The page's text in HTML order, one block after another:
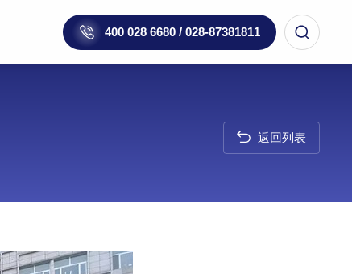
400 028 6680 / 028-87381811
返回列表